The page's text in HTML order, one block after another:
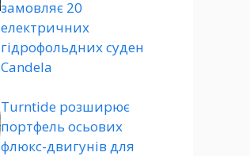
замовляє 20
електричних
гідрофольдних суден
Candela
Turntide розширює
портфель осьових
флюкс-двигунів для